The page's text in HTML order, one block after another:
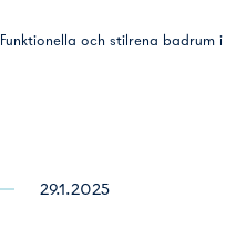
Funktionella och stilrena badrum i
29.1.2025